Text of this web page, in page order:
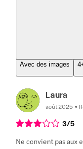
Avec des images
Laura
août 2025
3/5
Ne convient pas aux